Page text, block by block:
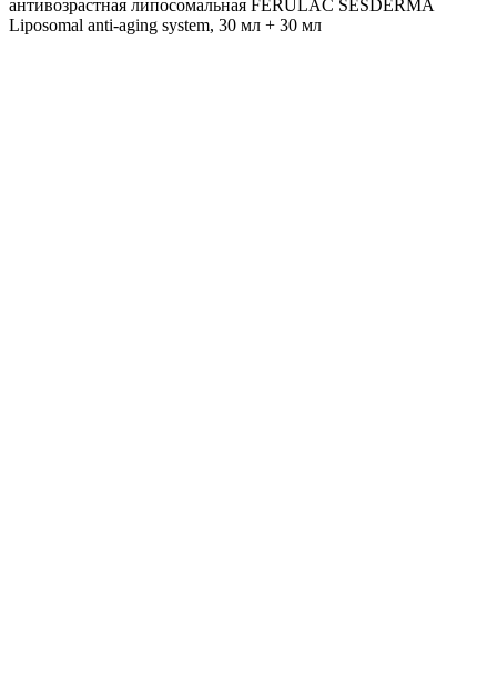
антивозрастная липосомальная FERULAC SESDERMA
Liposomal anti-aging system, 30 мл + 30 мл